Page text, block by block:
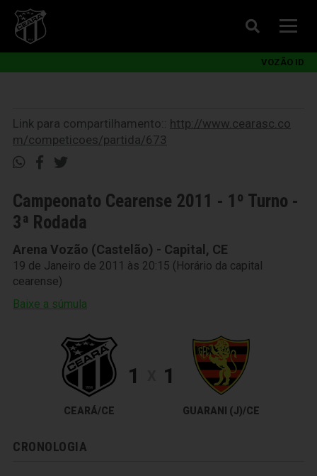
VOZÃO ID
Link para compartilhamento:: http://www.cearasc.co
m/competicoes/partida/673
Campeonato Cearense 2011 - 1º Turno -
3ª Rodada
Arena Vozão (Castelão) - Capital, CE
19 de Janeiro de 2011 às 20:15 (Horário da capital
cearense)
Baixe a súmula
CEARÁ/CE
1 1
GUARANI (J)/CE
CRONOLOGIA